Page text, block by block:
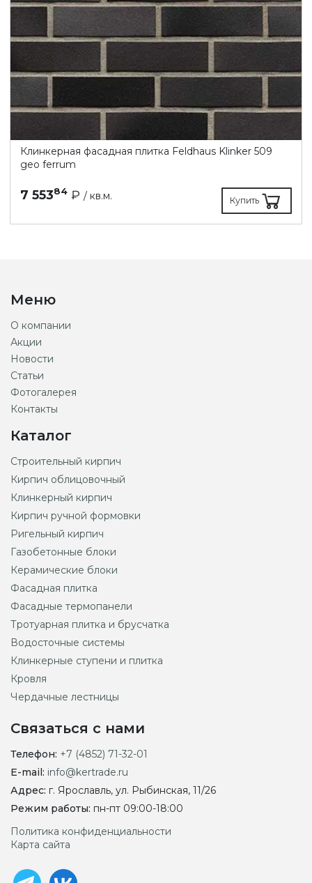
Клинкерная фасадная плитка Feldhaus Klinker 509
geo ferrum
7 55384 ₽ / кв.м. Купить
Меню
О компании
Акции
Новости
Статьи
Фотогалерея
Контакты
Каталог
Строительный кирпич
Кирпич облицовочный
Клинкерный кирпич
Кирпич ручной формовки
Ригельный кирпич
Газобетонные блоки
Керамические блоки
Фасадная плитка
Фасадные термопанели
Тротуарная плитка и брусчатка
Водосточные системы
Клинкерные ступени и плитка
Кровля
Чердачные лестницы
Связаться с нами
Телефон: +7 (4852) 71-32-01
E-mail: info@kertrade.ru
Адрес: г. Ярославль, ул. Рыбинская, 11/26
Режим работы: пн-пт 09:00-18:00
Политика конфиденциальности
Карта сайта